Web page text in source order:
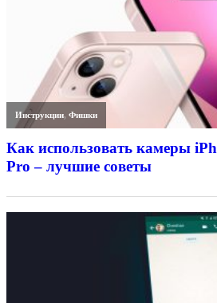
Инструкции,Фишки
Как использовать камеры
Pro – лучшие советы